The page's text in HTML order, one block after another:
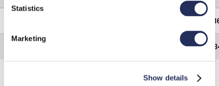
Statistics
Marketing
Show details
Etiquetadora